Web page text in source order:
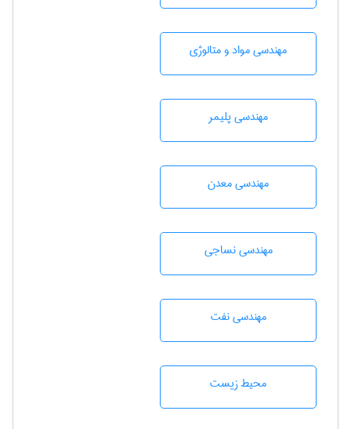
مهندسی مواد و متالوژی
مهندسی پليمر
مهندسی معدن
مهندسي نساجی
مهندسی نفت
محيط زيست